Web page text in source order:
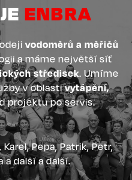
ENBRA
vodoměrů a měřičů
a máme největší síť
středisek. Umíme
v oblastivytápění,
projektu po servis.
Pepa, Patrik, Petr,
a další a další.